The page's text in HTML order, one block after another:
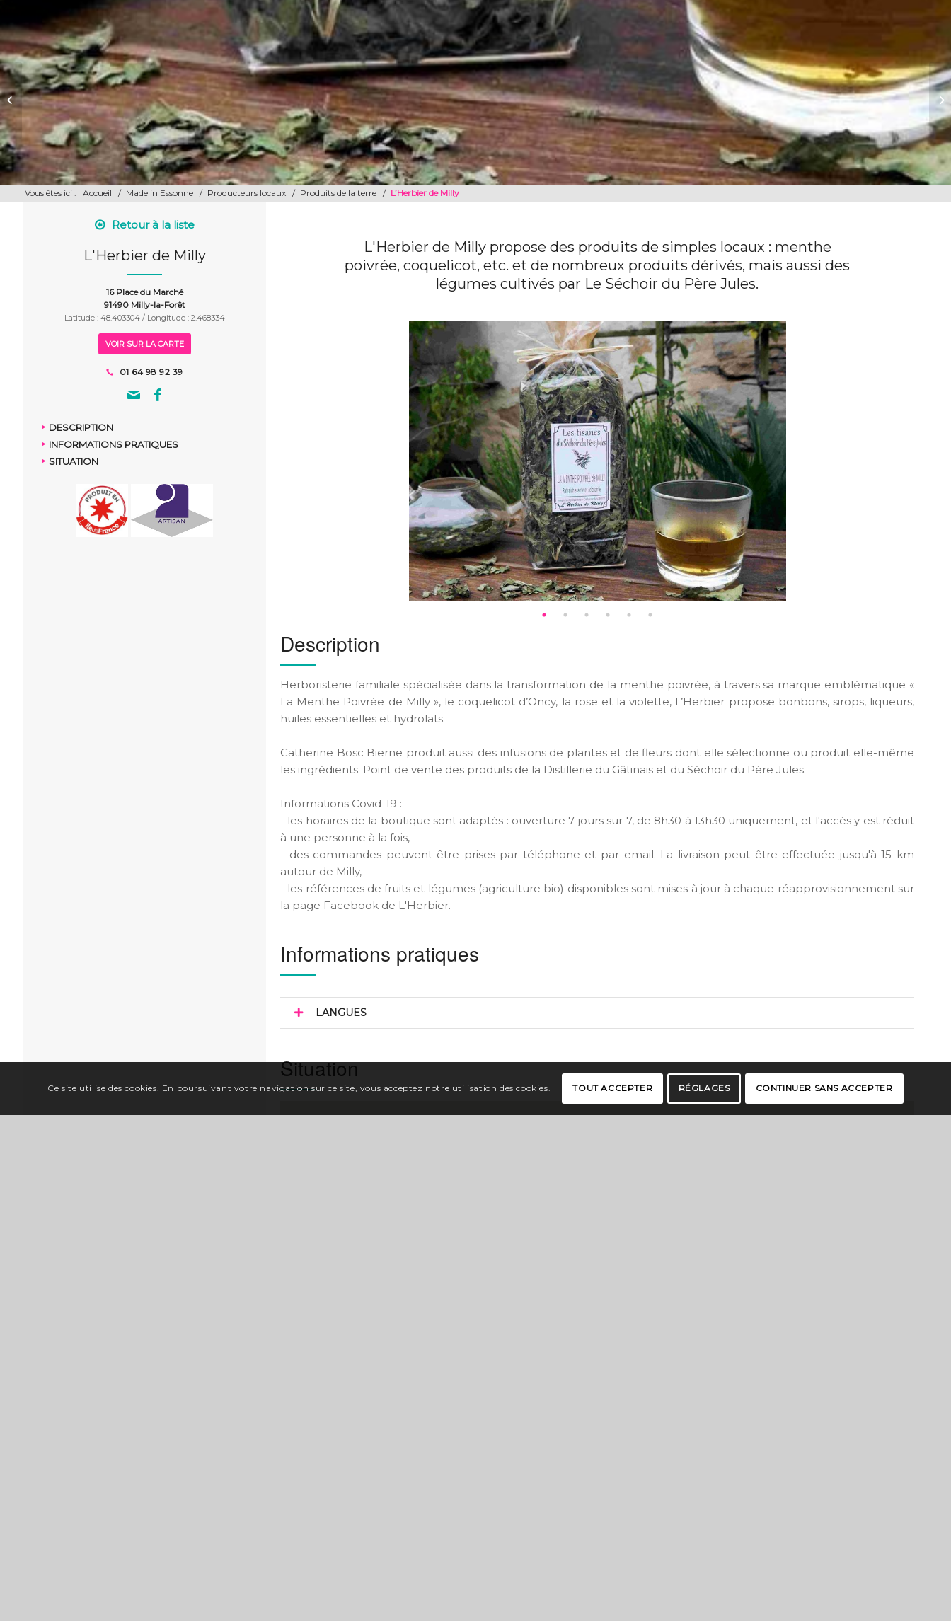
Vous êtes ici : Accueil / Made in Essonne / Producteurs locaux / Produits de la terre / L’Herbier de Milly
Retour à la liste
L'Herbier de Milly
16 Place du Marché
91490 Milly-la-Forêt
Latitude : 48.403304 / Longitude : 2.468334
VOIR SUR LA CARTE
01 64 98 92 39
DESCRIPTION
INFORMATIONS PRATIQUES
SITUATION
L'Herbier de Milly propose des produits de simples locaux : menthe
poivrée, coquelicot, etc. et de nombreux produits dérivés, mais aussi des
légumes cultivés par Le Séchoir du Père Jules.
Description
Herboristerie familiale spécialisée dans la transformation de la menthe poivrée, à travers sa marque emblématique «
La Menthe Poivrée de Milly », le coquelicot d’Oncy, la rose et la violette, L’Herbier propose bonbons, sirops, liqueurs,
huiles essentielles et hydrolats.
Catherine Bosc Bierne produit aussi des infusions de plantes et de fleurs dont elle sélectionne ou produit elle-même
les ingrédients. Point de vente des produits de la Distillerie du Gâtinais et du Séchoir du Père Jules.
Informations Covid-19 :
- les horaires de la boutique sont adaptés : ouverture 7 jours sur 7, de 8h30 à 13h30 uniquement, et l'accès y est réduit
à une personne à la fois,
- des commandes peuvent être prises par téléphone et par email. La livraison peut être effectuée jusqu'à 15 km
autour de Milly,
- les références de fruits et légumes (agriculture bio) disponibles sont mises à jour à chaque réapprovisionnement sur
la page Facebook de L'Herbier.
Informations pratiques
LANGUES
Situation
La Ferme des Hirondelles
Ce site utilise des cookies. En poursuivant votre navigation sur ce site, vous acceptez notre utilisation des cookies. TOUT ACCEPTER RÉGLAGES CONTINUER SANS ACCEPTER